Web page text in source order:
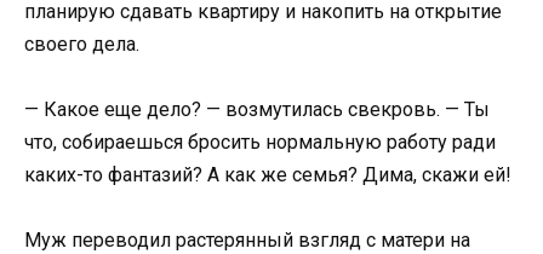
планирую сдавать квартиру и накопить на открытие
своего дела.
— Какое еще дело? — возмутилась свекровь. — Ты
что, собираешься бросить нормальную работу ради
каких-то фантазий? А как же семья? Дима, скажи ей!
Муж переводил растерянный взгляд с матери на